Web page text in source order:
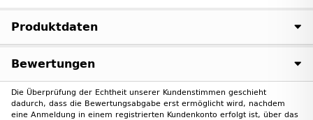
Produktdaten
Bewertungen
Die Überprüfung der Echtheit unserer Kundenstimmen geschieht
dadurch, dass die Bewertungsabgabe erst ermöglicht wird, nachdem
eine Anmeldung in einem registrierten Kundenkonto erfolgt ist, über das